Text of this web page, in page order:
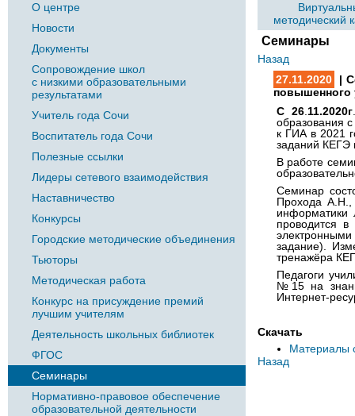
О центре
Новости
Документы
Сопровождение школ
с низкими образовательными
результатами
Учитель года Сочи
Воспитатель года Сочи
Полезные ссылки
Лидеры сетевого взаимодействия
Наставничество
Конкурсы
Городские методические объединения
Тьюторы
Методическая работа
Конкурс на присуждение премий
лучшим учителям
Деятельность школьных библиотек
ФГОС
Семинары
Нормативно-правовое обеспечение
образовательной деятельности
методический
Семинары
Назад
27.11.2020
|
повышенного
С 26 11.2020г
образования
к ГИА в 2021
заданий КЕГЭ
В работе
Семинар
Прохода А.Н.,
проводится
задание).
тренажёра
Педагоги
№15 на
Интернет-
Скачать
Материалы
Назад